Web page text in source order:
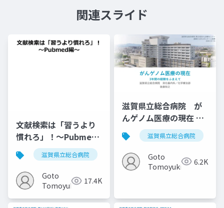
関連スライド
文献検索は「習うより
慣れろ」！〜Pubmed
編〜
滋賀県立総合病院 抄読会 論文
Goto
Tomoyuki
17.4K
滋賀県立総合病院 が
んゲノム医療の現在 3
年間の経験をふまえて
20220721
滋賀県立総合病院
Goto
Tomoyuki
6.2K